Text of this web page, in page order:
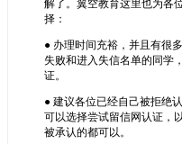
解了。翼空教育这里也为各
择：
● 办理时间充裕，并且有很
失败和进入失信名单的同学
证。
● 建议各位已经自己被拒绝
可以选择尝试留信网认证，
被承认的都可以。